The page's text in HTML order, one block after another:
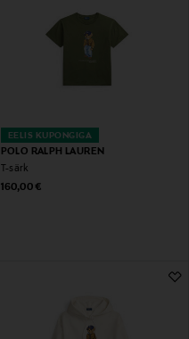
EELIS KUPONGIGA
POLO RALPH LAUREN
T-särk
Original Price
160,00 €